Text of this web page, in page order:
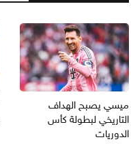
ميسي يصبح الهداف
التاريخي لبطولة كأس
الدوريات